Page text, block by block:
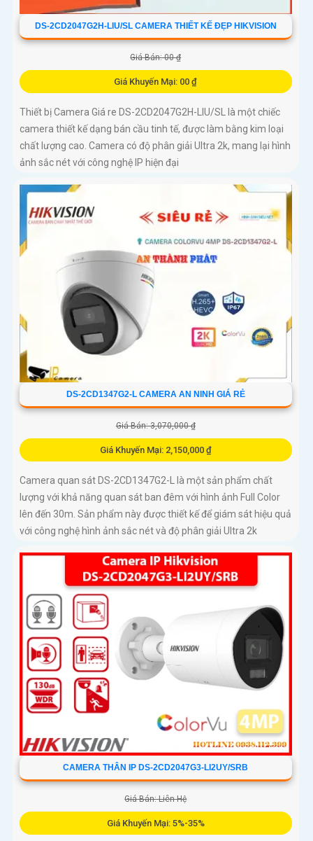
DS-2CD2047G2H-LIU/SL CAMERA THIẾT KẾ ĐẸP HIKVISION
Giá Bán: 00 ₫
Giá Khuyến Mại: 00 ₫
Thiết bị Camera Giá re DS-2CD2047G2H-LIU/SL là một chiếc
camera thiết kế dạng bán cầu tinh tế, được làm bằng kim loại
chất lượng cao. Camera có độ phân giải Ultra 2k, mang lại hình
ảnh sắc nét với công nghệ IP hiện đại
DS-2CD1347G2-L CAMERA AN NINH GIÁ RẺ
Giá Bán: 3,070,000 ₫
Giá Khuyến Mại: 2,150,000 ₫
Camera quan sát DS-2CD1347G2-L là một sản phẩm chất
lượng với khả năng quan sát ban đêm với hình ảnh Full Color
lên đến 30m. Sản phẩm này được thiết kế để giám sát hiệu quả
với công nghệ hình ảnh sắc nét và độ phân giải Ultra 2k
CAMERA THÂN IP DS-2CD2047G3-LI2UY/SRB
Giá Bán: Liên Hệ
Giá Khuyến Mại: 5%-35%